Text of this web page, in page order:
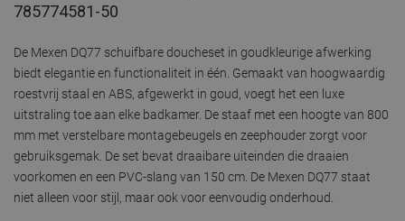
785774581-50
De Mexen DQ77 schuifbare doucheset in goudkleurige afwerking
biedt elegantie en functionaliteit in één. Gemaakt van hoogwaardig
roestvrij staal en ABS, afgewerkt in goud, voegt het een luxe
uitstraling toe aan elke badkamer. De staaf met een hoogte van 800
mm met verstelbare montagebeugels en zeephouder zorgt voor
gebruiksgemak. De set bevat draaibare uiteinden die draaien
voorkomen en een PVC-slang van 150 cm. De Mexen DQ77 staat
niet alleen voor stijl, maar ook voor eenvoudig onderhoud.